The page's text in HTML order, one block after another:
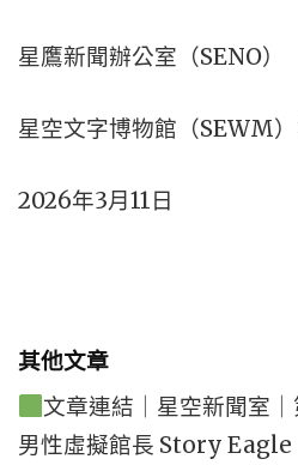
星鷹新聞辦公室（SENO）
星空文字博物館（SEWM
2026年3月11日
其他文章
文章連結｜星空新聞室｜
男性虛擬館長 Story Eagle